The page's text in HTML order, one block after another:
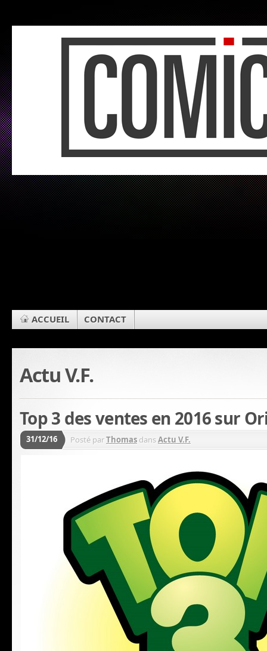
ACCUEIL CONTACT
Actu V.F.
Top 3 des ventes en 2016 sur
31/12/16 Posté parThomas dansActu V.F.